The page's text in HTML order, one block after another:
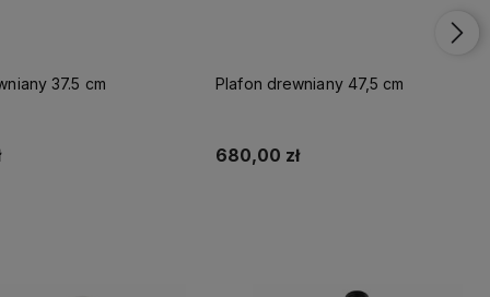
37.5 cm Plafon drewniany 47,5 cm
680,00 zł